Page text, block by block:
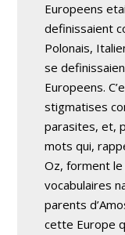
Europeens
definissaient
Polonais,
se
Europeens.
stigmatises
parasites, et,
mots qui,
Oz, forment
vocabulaires
parents
cette Europe